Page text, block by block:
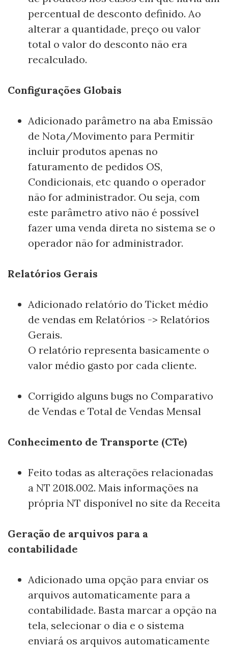
percentual de desconto definido. Ao
alterar a quantidade, preço ou valor
total o valor do desconto não era
recalculado.
Configurações Globais
Adicionado parâmetro na aba Emissão
de Nota/Movimento para Permitir
incluir produtos apenas no
faturamento de pedidos OS,
Condicionais, etc quando o operador
não for administrador. Ou seja, com
este parâmetro ativo não é possível
fazer uma venda direta no sistema se o
operador não for administrador.
Relatórios Gerais
Adicionado relatório do Ticket médio
de vendas em Relatórios -> Relatórios
Gerais.
O relatório representa basicamente o
valor médio gasto por cada cliente.
Corrigido alguns bugs no Comparativo
de Vendas e Total de Vendas Mensal
Conhecimento de Transporte (CTe)
Feito todas as alterações relacionadas
a NT 2018.002. Mais informações na
própria NT disponível no site da Receita
Geração de arquivos para a
contabilidade
Adicionado uma opção para enviar os
arquivos automaticamente para a
contabilidade. Basta marcar a opção na
tela, selecionar o dia e o sistema
enviará os arquivos automaticamente